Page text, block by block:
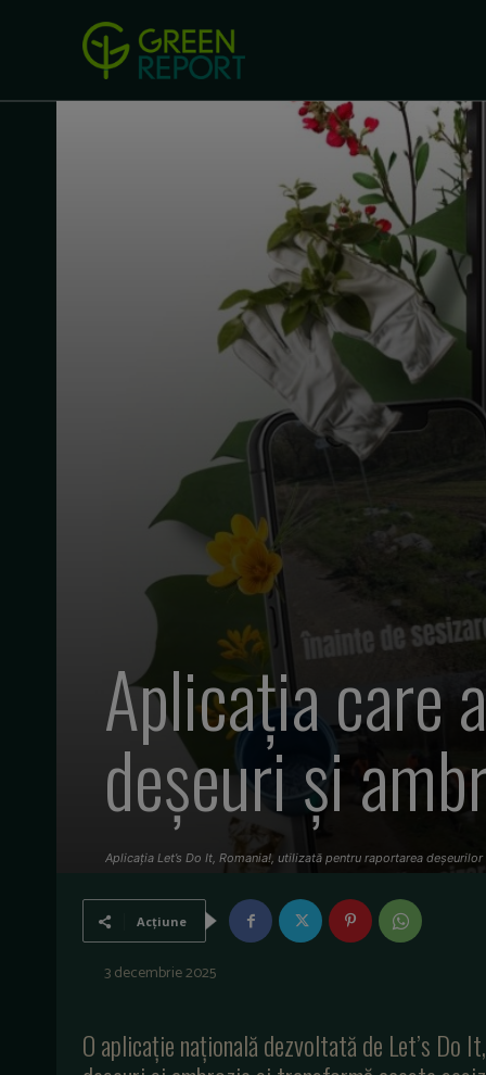
Aplicația care
deșeuri și
Aplicația Let’s Do It, Romania!, utilizată pentru raportarea
Acțiune
3 decembrie 2025
O aplicație națională dezvoltată de Let’s Do